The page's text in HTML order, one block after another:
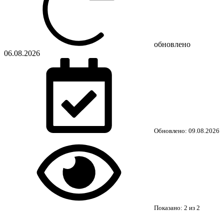
обновлено
06.08.2026
Обновлено: 09.08.2026
Показано: 2 из 2